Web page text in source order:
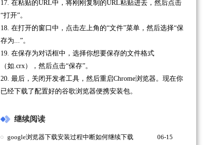
17. 在粘贴的URL中，将刚刚复制的URL粘贴进去，然后点击
“打开”。
18. 在打开的窗口中，点击左上角的“文件”菜单，然后选择“保
存为...”。
19. 在保存为对话框中，选择你想要保存的文件格式
（如.crx），然后点击“保存”。
20. 最后，关闭开发者工具，然后重启Chrome浏览器。现在你
已经下载了配置好的谷歌浏览器便携安装包。
继续阅读
google浏览器下载安装过程中断如何继续下载 06-15